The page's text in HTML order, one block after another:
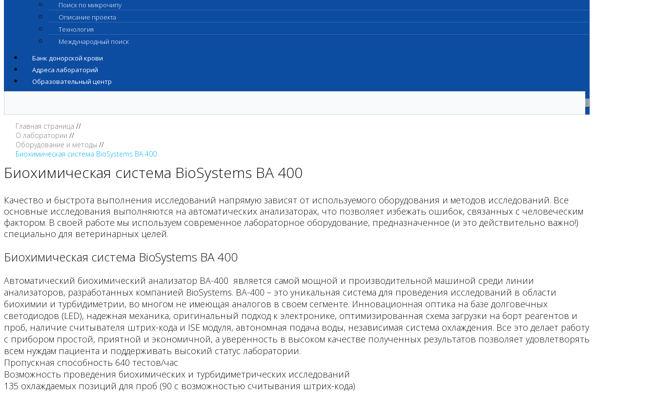
Поиск по микрочипу
Описание проекта
Технология
Международный поиск
Банк донорской крови
Адреса лабораторий
Образовательный центр
Главная страница
О лаборатории
Оборудование и методы
Биохимическая система BioSystems BA 400
Биохимическая система BioSystems BA 400
Качество и быстрота выполнения исследований напрямую зависят от используемого оборудования и методов исследований. Все
основные исследования выполняются на автоматических анализаторах, что позволяет избежать ошибок, связанных с человеческим
фактором. В своей работе мы используем современное лабораторное оборудование, предназначенное (и это действительно важно!)
специально для ветеринарных целей.
Биохимическая система BioSystems BA 400
Автоматический биохимический анализатор ВА-400 является самой мощной и производительной машиной среди линии
анализаторов, разработанных компанией BioSystems. ВА-400 – это уникальная система для проведения исследований в области
биохимии и турбидиметрии, во многом не имеющая аналогов в своем сегменте. Инновационная оптика на базе долговечных
светодиодов (LED), надежная механика, оригинальный подход к электронике, оптимизированная схема загрузки на борт реагентов и
проб, наличие считывателя штрих-кода и ISE модуля, автономная подача воды, независимая система охлаждения. Все это делает работу
с прибором простой, приятной и экономичной, а уверенность в высоком качестве полученных результатов позволяет удовлетворять
всем нуждам пациента и поддерживать высокий статус лаборатории.
Пропускная способность 640 тестов/час
Возможность проведения биохимических и турбидиметрических исследований
135 охлаждаемых позиций для проб (90 с возможностью считывания штрих-кода)